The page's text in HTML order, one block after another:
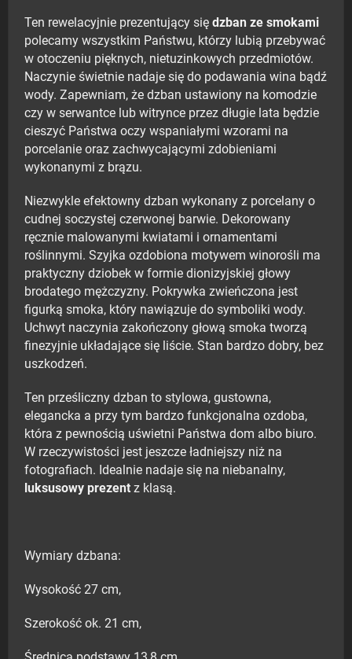
Ten rewelacyjnie prezentujący się dzban ze smokami
polecamy wszystkim Państwu, którzy lubią przebywać
w otoczeniu pięknych, nietuzinkowych przedmiotów.
Naczynie świetnie nadaje się do podawania wina bądź
wody. Zapewniam, że dzban ustawiony na komodzie
czy w serwantce lub witrynce przez długie lata będzie
cieszyć Państwa oczy wspaniałymi wzorami na
porcelanie oraz zachwycającymi zdobieniami
wykonanymi z brązu.
Niezwykle efektowny dzban wykonany z porcelany o
cudnej soczystej czerwonej barwie. Dekorowany
ręcznie malowanymi kwiatami i ornamentami
roślinnymi. Szyjka ozdobiona motywem winorośli ma
praktyczny dziobek w formie dionizyjskiej głowy
brodatego mężczyzny. Pokrywka zwieńczona jest
figurką smoka, który nawiązuje do symboliki wody.
Uchwyt naczynia zakończony głową smoka tworzą
finezyjnie układające się liście. Stan bardzo dobry, bez
uszkodzeń.
Ten prześliczny dzban to stylowa, gustowna,
elegancka a przy tym bardzo funkcjonalna ozdoba,
która z pewnością uświetni Państwa dom albo biuro.
W rzeczywistości jest jeszcze ładniejszy niż na
fotografiach. Idealnie nadaje się na niebanalny,
luksusowy prezent z klasą.
Wymiary dzbana:
Wysokość 27 cm,
Szerokość ok. 21 cm,